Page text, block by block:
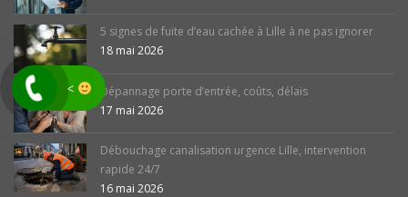
5 signes de fuite d’eau cachée à Lille à ne pas ignorer
18 mai 2026
Dépannage porte d’entrée, coûts, délais
17 mai 2026
Débouchage canalisation urgence Lille, intervention
rapide 24/7
16 mai 2026
<